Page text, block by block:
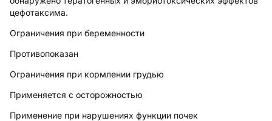
цефотаксима.
Ограничения при беременности
Противопоказан
Ограничения при кормлении грудью
Применяется с осторожностью
Применение при нарушениях функции почек